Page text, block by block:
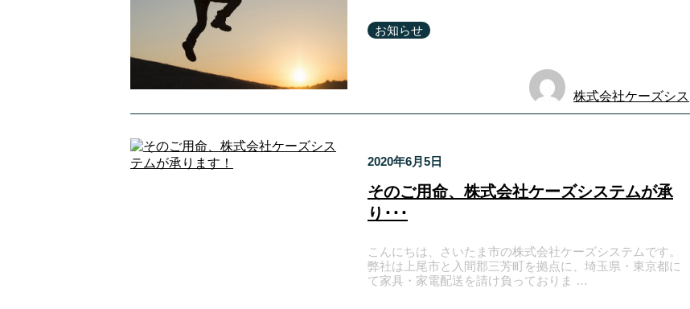
株式会社ケーズシス
テム
お知らせ
2020年6月5日
そのご用命、株式会社ケーズシステムが承
り･･･
こんにちは、さいたま市の株式会社ケーズシステムです。
弊社は上尾市と入間郡三芳町を拠点に、埼玉県・東京都に
て家具・家電配送を請け負っておりま …